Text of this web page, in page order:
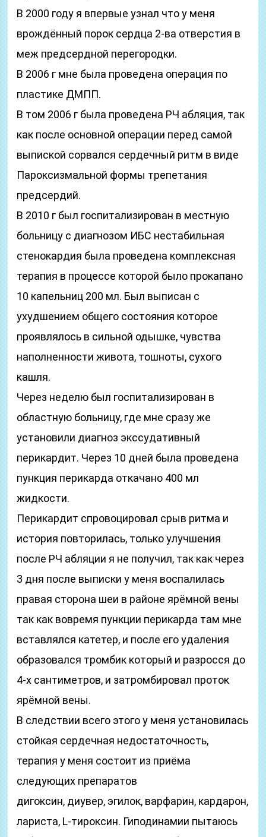
В 2000 году я впервые узнал что у меня
врождённый порок сердца 2-ва отверстия в
меж предсердной перегородки.
В 2006 г мне была проведена операция по
пластике ДМПП.
В том 2006 г была проведена РЧ абляция, так
как после основной операции перед самой
выпиской сорвался сердечный ритм в виде
Пароксизмальной формы трепетания
предсердий.
В 2010 г был госпитализирован в местную
больницу с диагнозом ИБС нестабильная
стенокардия была проведена комплексная
терапия в процессе которой было прокапано
10 капельниц 200 мл. Был выписан с
ухудшением общего состояния которое
проявлялось в сильной одышке, чувства
наполненности живота, тошноты, сухого
кашля.
Через неделю был госпитализирован в
областную больницу, где мне сразу же
установили диагноз экссудативный
перикардит. Через 10 дней была проведена
пункция перикарда откачано 400 мл
жидкости.
Перикардит спровоцировал срыв ритма и
история повторилась, только улучшения
после РЧ абляции я не получил, так как через
3 дня после выписки у меня воспалилась
правая сторона шеи в районе ярёмной вены
так как вовремя пункции перикарда там мне
вставлялся катетер, и после его удаления
образовался тромбик который и разросся до
4-х сантиметров, и затромбировал проток
ярёмной вены.
В следствии всего этого у меня установилась
стойкая сердечная недостаточность,
терапия у меня состоит из приёма
следующих препаратов
дигоксин, диувер, эгилок, варфарин, кардарон,
лариста, L-тироксин. Гиподинамии пытаюсь